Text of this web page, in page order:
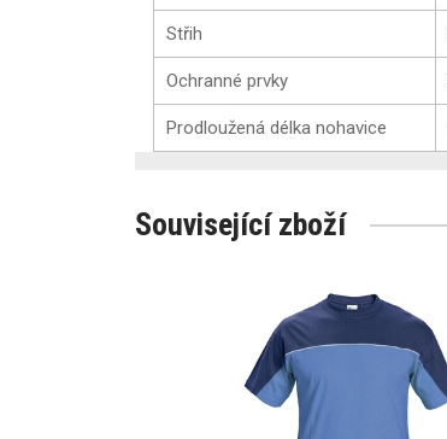
Střih
Ochranné prvky
Prodloužená délka nohavice
Související zboží